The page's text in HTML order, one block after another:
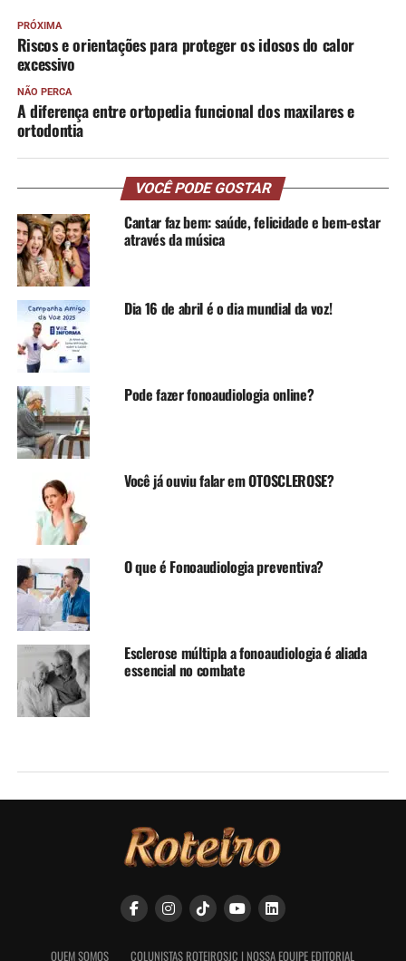
PRÓXIMA
Riscos e orientações para proteger os idosos do calor
excessivo
NÃO PERCA
A diferença entre ortopedia funcional dos maxilares e
ortodontia
VOCÊ PODE GOSTAR
Cantar faz bem: saúde, felicidade e bem-estar
através da música
Dia 16 de abril é o dia mundial da voz!
Pode fazer fonoaudiologia online?
Você já ouviu falar em OTOSCLEROSE?
O que é Fonoaudiologia preventiva?
Esclerose múltipla a fonoaudiologia é aliada
essencial no combate
QUEM SOMOS COLUNISTAS ROTEIROSJC | NOSSA EQUIPE EDITORIAL